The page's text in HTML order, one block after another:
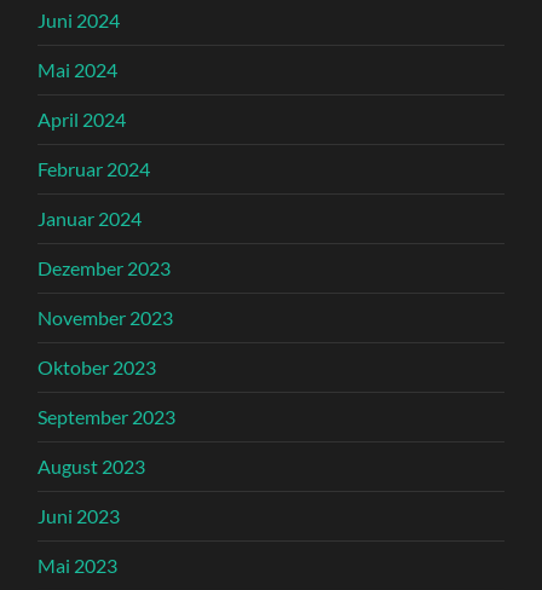
Juni 2024
Mai 2024
April 2024
Februar 2024
Januar 2024
Dezember 2023
November 2023
Oktober 2023
September 2023
August 2023
Juni 2023
Mai 2023